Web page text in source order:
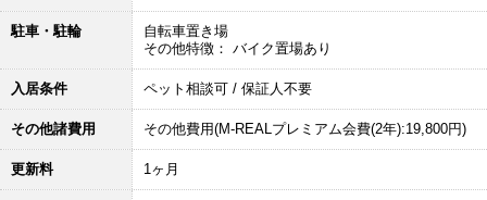
駐車・駐輪
自転車置き場
その他特徴： バイク置場あり
入居条件 ペット相談可 / 保証人不要
その他諸費用 その他費用(M-REALプレミアム会費(2年):19,800円)
更新料 1ヶ月